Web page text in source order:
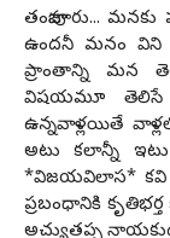
తంజావూరు...
ఉంద‌నీ మ‌నం విని
ప్రాంతాన్ని మ‌న
విష‌య‌మూ తెలిసే
ఉన్న‌వాళ్ల‌యితే
అటు క‌లాన్నీ
*విజ‌య‌విలాస* క‌వి
ప్ర‌బంధానికి
అచ్యుత‌ప్ప